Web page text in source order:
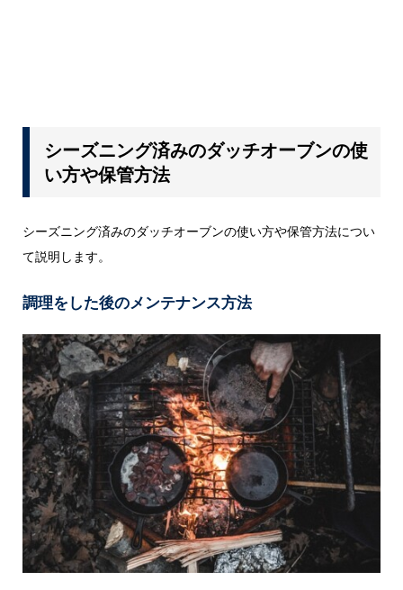
シーズニング済みのダッチオーブンの使
い方や保管方法
シーズニング済みのダッチオーブンの使い方や保管方法につい
て説明します。
調理をした後のメンテナンス方法